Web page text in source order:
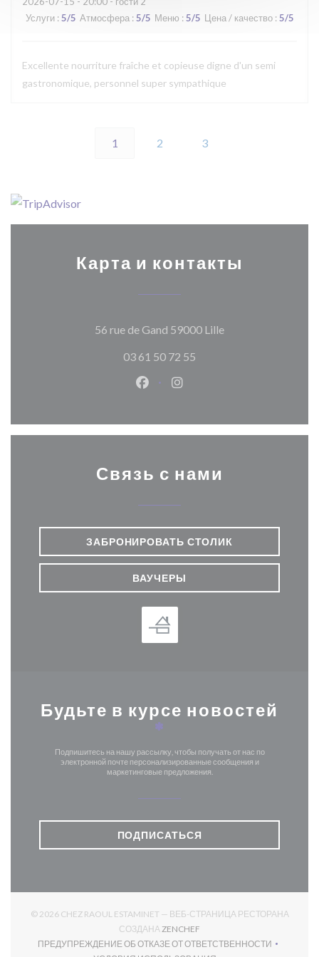
Услуги : 5/5 Атмосфера : 5/5 Меню :5/5 Цена / качество :5/5
Excellente nourriture fraîche et copieuse digne d'un semi
gastronomique, personnel super sympathique
1 2 3
Карта и контакты
56 rue de Gand 59000 Lille((открывается в
03 61 50 72 55
Facebook ((открывается в
Instagram
Связь с нами
ЗАБРОНИРОВАТЬ СТОЛИК
ВАУЧЕРЫ
Будьте в курсе новостей
*
Подпишитесь на нашу рассылку, чтобы получать от нас по
электронной почте персонализированные сообщения и
маркетинговые предложения.
ПОДПИСАТЬСЯ
© 2026 CHEZ RAOUL ESTAMINET — ВЕБ-СТРАНИЦА РЕСТОРАНА
СОЗДАНА ZENCHEF
ПРЕДУПРЕЖДЕНИЕ ОБ ОТКАЗЕ ОТ ОТВЕТСТВЕННОСТИ
((ОТКРЫВАЕТСЯ В НОВОМ ОКНЕ))